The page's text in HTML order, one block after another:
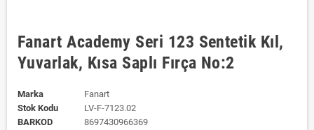
Fanart Academy Seri 123 Sentetik Kıl,
Yuvarlak, Kısa Saplı Fırça No:2
Marka
Fanart
Stok Kodu
LV-F-7123.02
BARKOD
8697430966369